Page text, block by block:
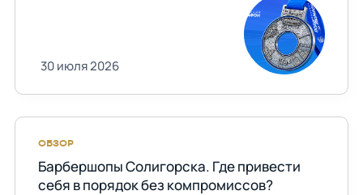
30 июля 2026
ОБЗОР
Барбершопы Солигорска. Где привести
себя в порядок без компромиссов?